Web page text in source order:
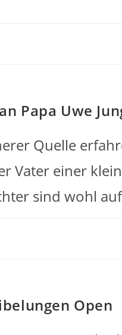
Papa Uwe
Quelle
Vater einer
sind wohl
Open